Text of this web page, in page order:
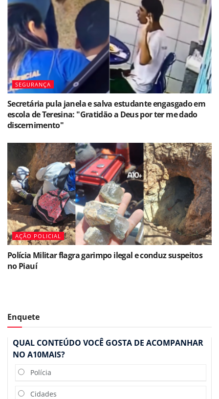
SEGURANÇA
Secretária pula janela e salva estudante engasgado em
escola de Teresina: "Gratidão a Deus por ter me dado
discernimento"
AÇÃO POLICIAL
Polícia Militar flagra garimpo ilegal e conduz suspeitos
no Piauí
Enquete
QUAL CONTEÚDO VOCÊ GOSTA DE ACOMPANHAR
NO A10MAIS?
Polícia
Cidades